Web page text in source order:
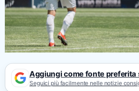
Aggiungi come fonte preferita
Seguici più facilmente nelle notizie